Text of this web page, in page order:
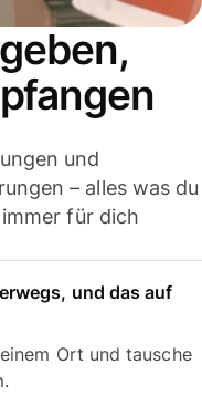
und
– alles was du
für dich
und das auf
Ort und tausche